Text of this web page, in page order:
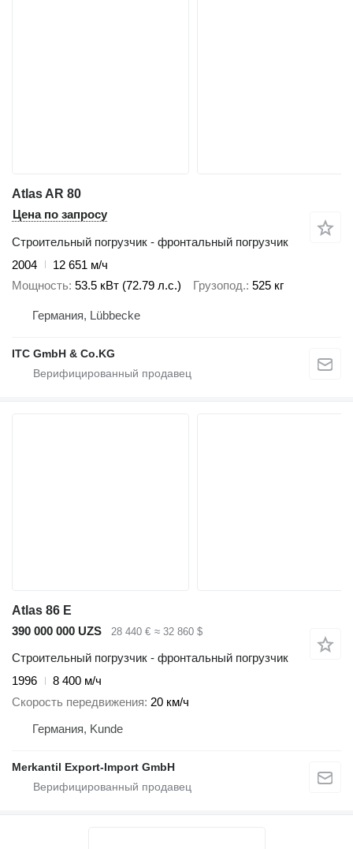
Atlas AR 80
Цена по запросу
Строительный погрузчик - фронтальный погрузчик
2004
12 651 м/ч
Мощность 53.5 кВт (72.79 л.с.) Грузопод. 525 кг
Германия, Lübbecke
ITC GmbH & Co.KG
Atlas 86 E
390 000 000 UZS
28 440 € ≈ 32 860 $
Строительный погрузчик - фронтальный погрузчик
1996
8 400 м/ч
Скорость передвижения 20 км/ч
Германия, Kunde
Merkantil Export-Import GmbH